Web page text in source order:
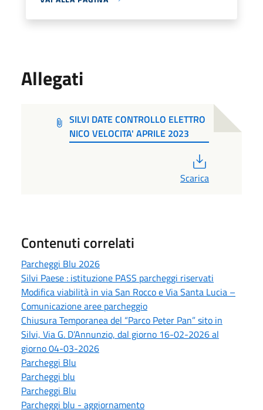
Allegati
SILVI DATE CONTROLLO ELETTRO
NICO VELOCITA' APRILE 2023
Scarica
Contenuti correlati
Parcheggi Blu 2026
Silvi Paese : istituzione PASS parcheggi riservati
Modifica viabilità in via San Rocco e Via Santa Lucia –
Comunicazione aree parcheggio
Chiusura Temporanea del “Parco Peter Pan” sito in
Silvi, Via G. D’Annunzio, dal giorno 16-02-2026 al
giorno 04-03-2026
Parcheggi Blu
Parcheggi blu
Parcheggi Blu
Parcheggi blu - aggiornamento